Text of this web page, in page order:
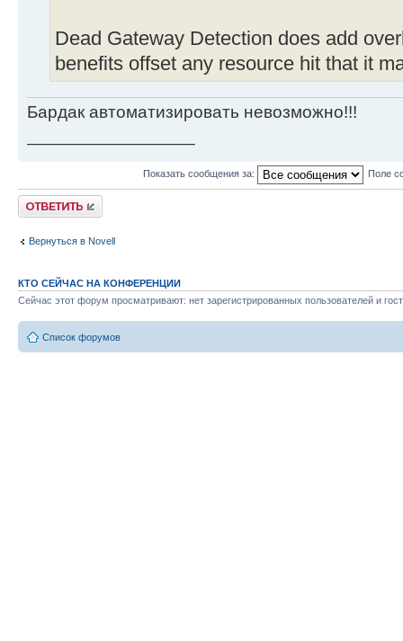
Dead Gateway Detection does add
benefits offset any resource hit that it
Бардак автоматизировать невозможно!!!
Показать сообщения за: Поле
Ответить
Вернуться в Novell
КТО СЕЙЧАС НА КОНФЕРЕНЦИИ
Сейчас этот форум просматривают: нет зарегистрированных пользователей и
Список форумов